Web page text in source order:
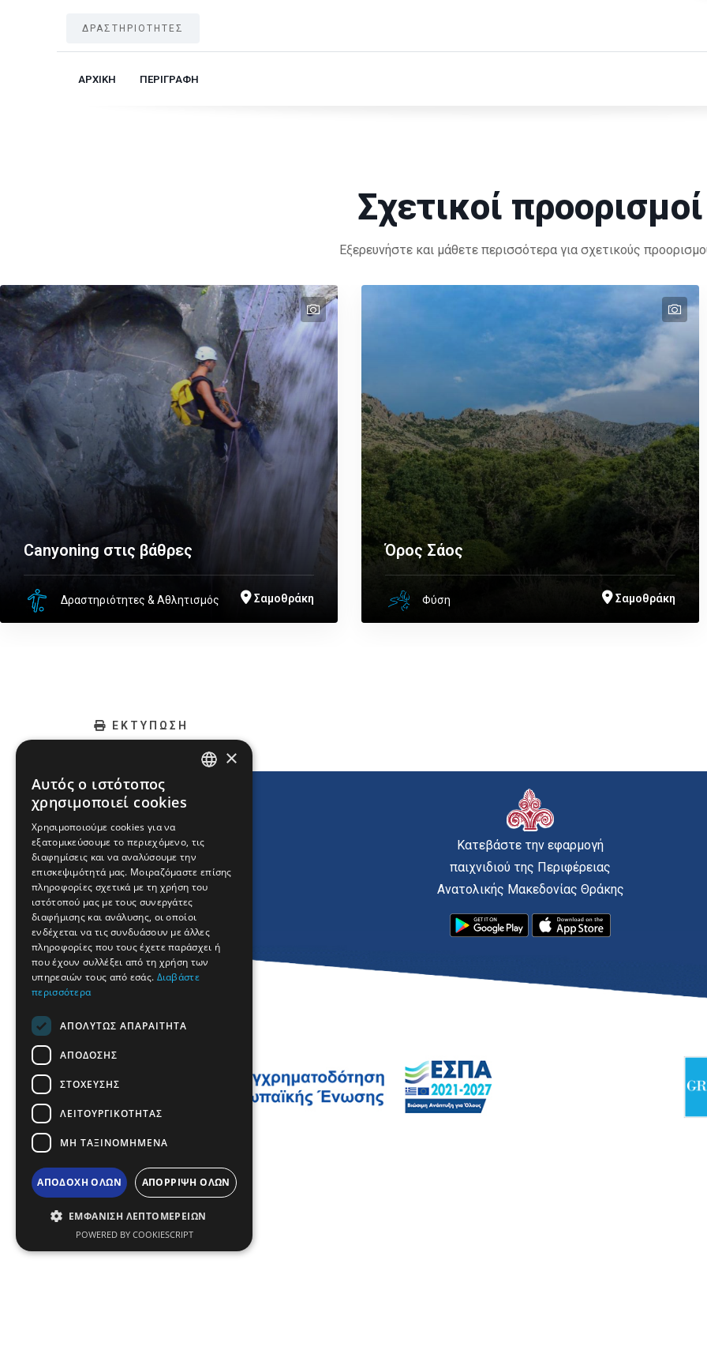
ΔΡΑΣΤΗΡΙΟΤΗΤΕΣ
ΑΡΧΙΚΗ ΠΕΡΙΓΡΑΦΗ
Σχετικοί προορισμοί
Εξερευνήστε και μάθετε περισσότερα για σχετικούς
text
Canyoning στις βάθρες
Δραστηριότητες & Αθλητισμός Σαμοθράκη
text
Όρος Σάος
Φύση Σαμοθράκη
ΕΚΤΥΠΩΣΗ
Κατεβάστε την εφαρμογή
παιχνιδιού της Περιφέρειας
Ανατολικής Μακεδονίας Θράκης
FRENCH
BULGARIAN
ROMANIAN
TURKISH
×
Αυτός ο ιστότοπος
χρησιμοποιεί cookies
Χρησιμοποιούμε cookies για να
εξατομικεύσουμε το περιεχόμενο, τις
διαφημίσεις και να αναλύσουμε την
επισκεψιμότητά μας. Μοιραζόμαστε επίσης
πληροφορίες σχετικά με τη χρήση του
ιστότοπού μας με τους συνεργάτες
διαφήμισης και ανάλυσης, οι οποίοι
ενδέχεται να τις συνδυάσουν με άλλες
πληροφορίες που τους έχετε παράσχει ή
που έχουν συλλέξει από τη χρήση των
υπηρεσιών τους από εσάς. Διαβάστε
περισσότερα
ΑΠΟΛΎΤΩΣ ΑΠΑΡΑΊΤΗΤΑ
ΑΠΌΔΟΣΗΣ
ΣΤΌΧΕΥΣΗΣ
ΛΕΙΤΟΥΡΓΙΚΌΤΗΤΑΣ
ΜΗ ΤΑΞΙΝΟΜΗΜΈΝΑ
ΑΠΟΔΟΧΉ ΌΛΩΝ ΑΠΌΡΡΙΨΗ ΌΛΩΝ
ΕΜΦΆΝΙΣΗ ΛΕΠΤΟΜΕΡΕΙΏΝ
POWERED BY COOKIESCRIPT